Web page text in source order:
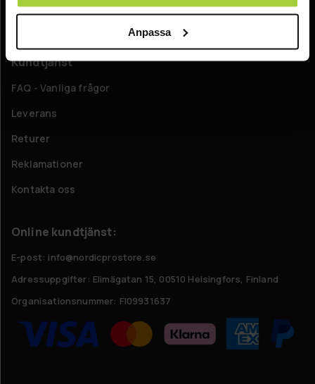
Anpassa
Om oss
Kundtjänst
FAQ - Vanliga frågor
Leverans
Returer
Reklamationer
Kontakta oss
Online kundtjänst:
E-post: info@nordicprostore.se
Adressuppgifter: Elimägatan 15, 00510 Helsingfors, Finland
Organisationsnummer: FI09931637